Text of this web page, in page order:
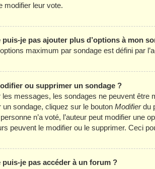
modifier leur vote.
puis-je pas ajouter plus d’options à mon
maximum par sondage est défini par
ou supprimer un sondage ?
messages, les sondages ne peuvent être
un sondage, cliquez sur le bouton Modifierdu
n’a voté, l’auteur peut modifier une
peuvent le modifier ou le supprimer. Ceci
puis-je pas accéder à un forum ?